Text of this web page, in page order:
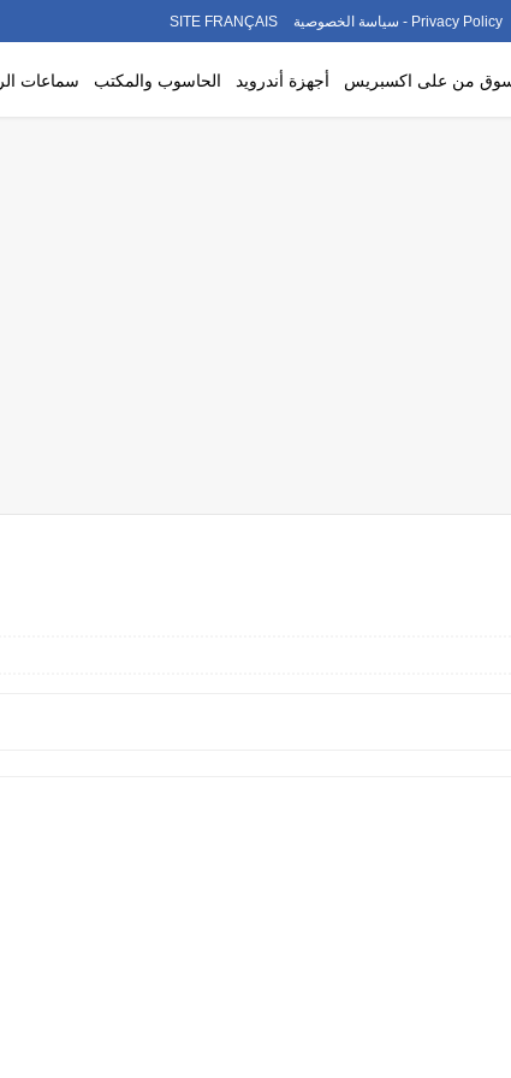
Privacy Policy - سياسة الخصوصية SITE FRANÇAIS
من على اكسبريس أجهزة أندرويد الحاسوب والمكتب سماعات